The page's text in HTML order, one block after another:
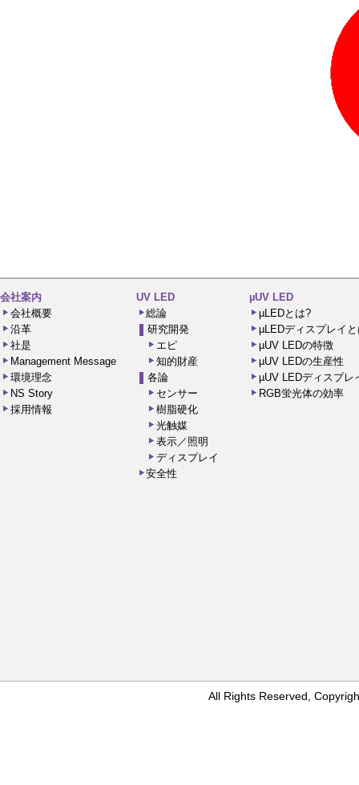
会社案内
会社概要
沿革
社是
Management Message
環境理念
NS Story
採用情報
UV LED
総論
研究開発
エピ
知的財産
各論
センサー
樹脂硬化
光触媒
表示／照明
ディスプレイ
安全性
µUV LED
µLEDとは?
µLEDディスプレイ
µUV LEDの特徴
µUV LEDの生産性
µUV LEDディスプレ
RGB蛍光体の効率
All Rights Reserved,